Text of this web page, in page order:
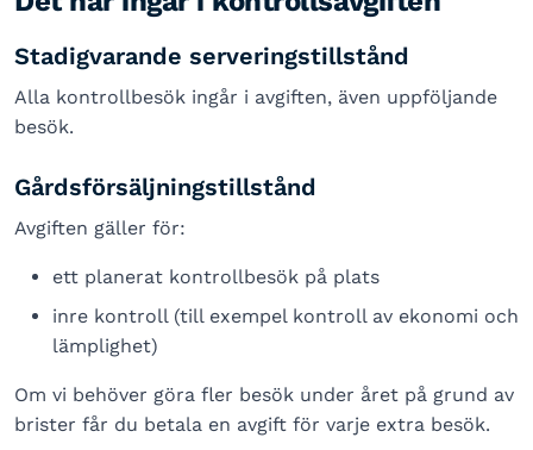
Stadigvarande serveringstillstånd
Alla kontrollbesök ingår i avgiften, även uppföljande
besök.
Gårdsförsäljningstillstånd
Avgiften gäller för:
ett planerat kontrollbesök på plats
inre kontroll (till exempel kontroll av ekonomi och
lämplighet)
Om vi behöver göra fler besök under året på grund av
brister får du betala en avgift för varje extra besök.